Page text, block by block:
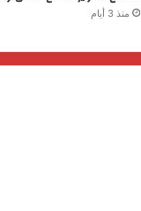
منذ 3 أيام